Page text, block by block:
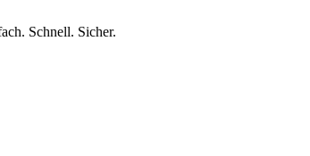
Schnell. Sicher.